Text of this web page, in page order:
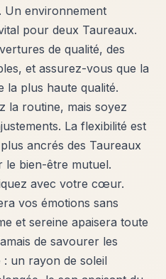
environnement
pour deux Taureaux.
de qualité, des
et assurez-vous que la
la plus haute qualité.
la routine, mais soyez
La flexibilité est
ancrés des Taureaux
le bien-être mutuel.
avec votre cœur.
vos émotions sans
et sereine apaisera toute
de savourer les
: un rayon de soleil